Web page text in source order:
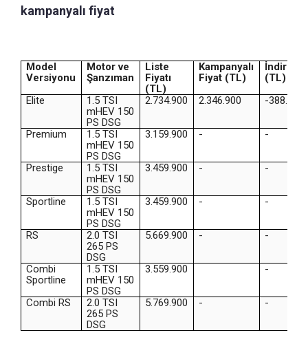
kampanyalı fiyat
Model
Versiyonu
Motor ve
Şanzıman
Liste
Fiyatı
(TL)
Kampanyalı
Fiyat (TL)
İndirim
(TL)
Elite
1.5 TSI
mHEV 150
PS DSG
2.734.900 2.346.900 -388.000
Premium
1.5 TSI
mHEV 150
PS DSG
3.159.900 - -
Prestige
1.5 TSI
mHEV 150
PS DSG
3.459.900 - -
Sportline
1.5 TSI
mHEV 150
PS DSG
3.459.900 - -
RS
2.0 TSI
265 PS
DSG
5.669.900 - -
Combi
Sportline
1.5 TSI
mHEV 150
PS DSG
3.559.900 -
Combi RS
2.0 TSI
265 PS
DSG
5.769.900 - -